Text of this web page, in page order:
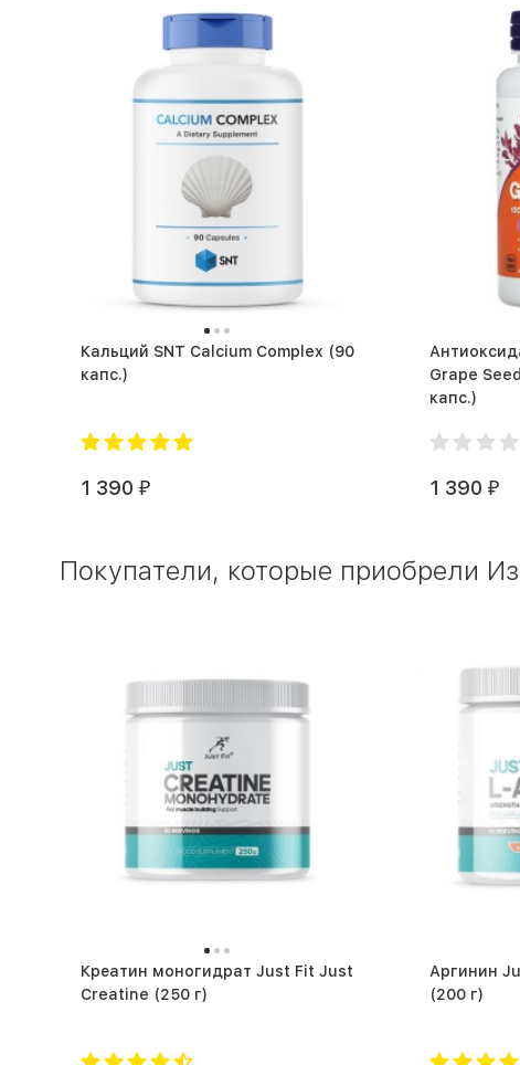
Кальций SNT Calcium Complex (90
капс.)
1 390 ₽
Антиоксиданты NOW
Grape Seed
капс.)
1 390 ₽
Покупатели, которые приобрели
Креатин моногидрат Just Fit Just
Creatine (250 г)
Аргинин
(200 г)